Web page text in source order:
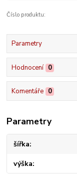
Číslo produktu:
Parametry
Hodnocení 0
Komentáře 0
Parametry
šířka
výška